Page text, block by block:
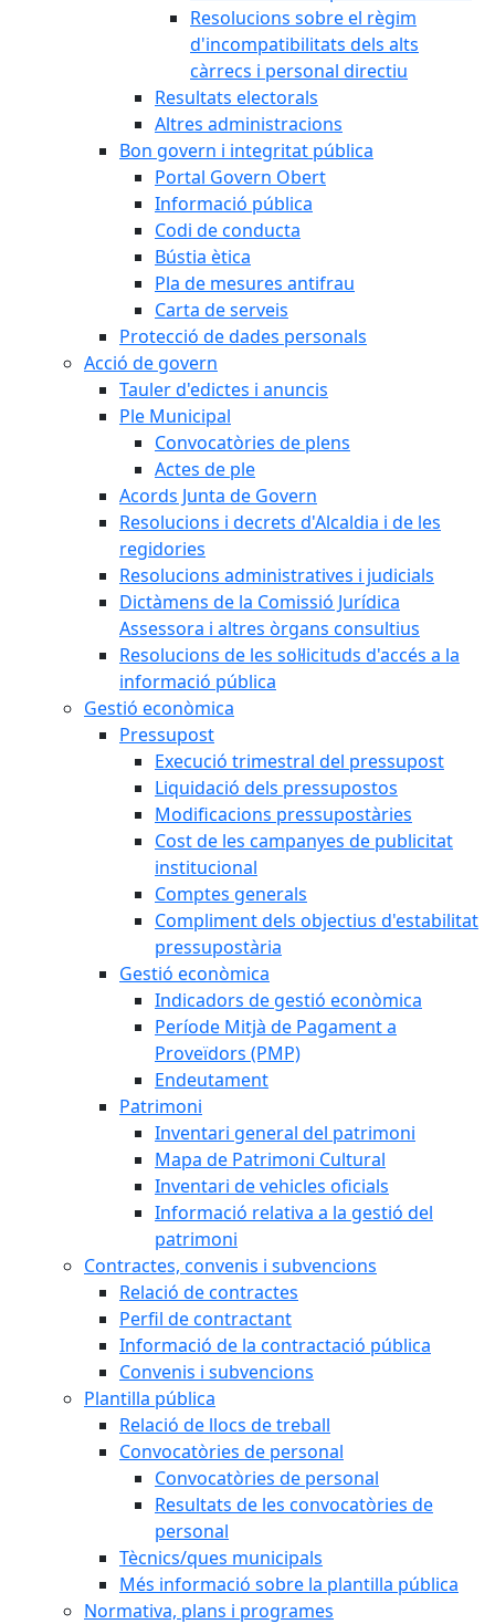
Resolucions sobre el règim
d'incompatibilitats dels alts
càrrecs i personal directiu
Resultats electorals
Altres administracions
Bon govern i integritat pública
Portal Govern Obert
Informació pública
Codi de conducta
Bústia ètica
Pla de mesures antifrau
Carta de serveis
Protecció de dades personals
Acció de govern
Tauler d'edictes i anuncis
Ple Municipal
Convocatòries de plens
Actes de ple
Acords Junta de Govern
Resolucions i decrets d'Alcaldia i de les
regidories
Resolucions administratives i judicials
Dictàmens de la Comissió Jurídica
Assessora i altres òrgans consultius
Resolucions de les sol·licituds d'accés a la
informació pública
Gestió econòmica
Pressupost
Execució trimestral del pressupost
Liquidació dels pressupostos
Modificacions pressupostàries
Cost de les campanyes de publicitat
institucional
Comptes generals
Compliment dels objectius d'estabilitat
pressupostària
Gestió econòmica
Indicadors de gestió econòmica
Període Mitjà de Pagament a
Proveïdors (PMP)
Endeutament
Patrimoni
Inventari general del patrimoni
Mapa de Patrimoni Cultural
Inventari de vehicles oficials
Informació relativa a la gestió del
patrimoni
Contractes, convenis i subvencions
Relació de contractes
Perfil de contractant
Informació de la contractació pública
Convenis i subvencions
Plantilla pública
Relació de llocs de treball
Convocatòries de personal
Convocatòries de personal
Resultats de les convocatòries de
personal
Tècnics/ques municipals
Més informació sobre la plantilla pública
Normativa, plans i programes